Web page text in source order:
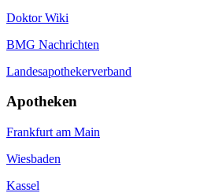
Doktor Wiki
BMG Nachrichten
Landesapothekerverband
Apotheken
Frankfurt am Main
Wiesbaden
Kassel